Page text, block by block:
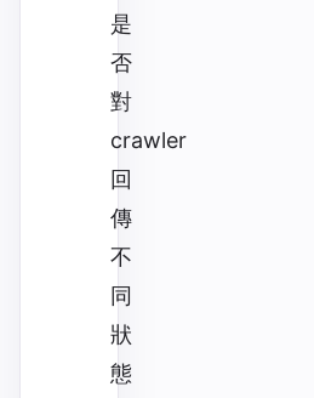
是
否
對
crawler
回
傳
不
同
狀
態